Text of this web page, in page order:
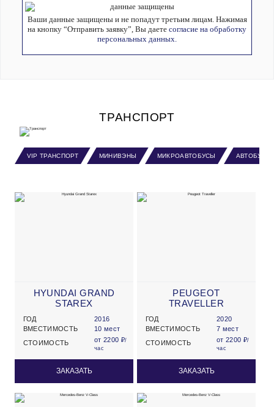
Ваши данные защищены и не попадут третьим лицам. Нажимая
на кнопку “Отправить заявку”, Вы даете согласие на обработку
персональных данных.
ТРАНСПОРТ
VIP ТРАНСПОРТ МИНИВЭНЫ МИКРОАВТОБУСЫ АВТОБУСЫ
HYUNDAI GRAND
STAREX
ГОД
2016
ВМЕСТИМОСТЬ
10 мест
СТОИМОСТЬ
от 2200 ₽/
час
ЗАКАЗАТЬ
PEUGEOT
TRAVELLER
ГОД
2020
ВМЕСТИМОСТЬ
7 мест
СТОИМОСТЬ
от 2200 ₽/
час
ЗАКАЗАТЬ